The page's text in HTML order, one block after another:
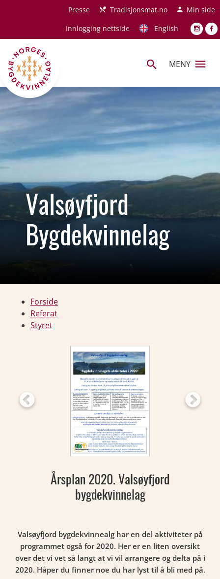
Hopp til hovedinnholdPresse Tradisjonsmat.no
Min side
Innlogging nettside
English
MENY
Valsøyfjord
Bygdekvinnelag
Forside
Referat
Styret
Årsplan 2020. Valsøyfjord
bygdekvinnelag
Valsøyfjord bygdekvinnealg har en del aktiviteter på
programmet også for 2020. Her er en liten oversikt
over det vi vet så langt at vi vil arrangere og delta på i
2020. Håper du finner noe du har lyst til å bli med på.